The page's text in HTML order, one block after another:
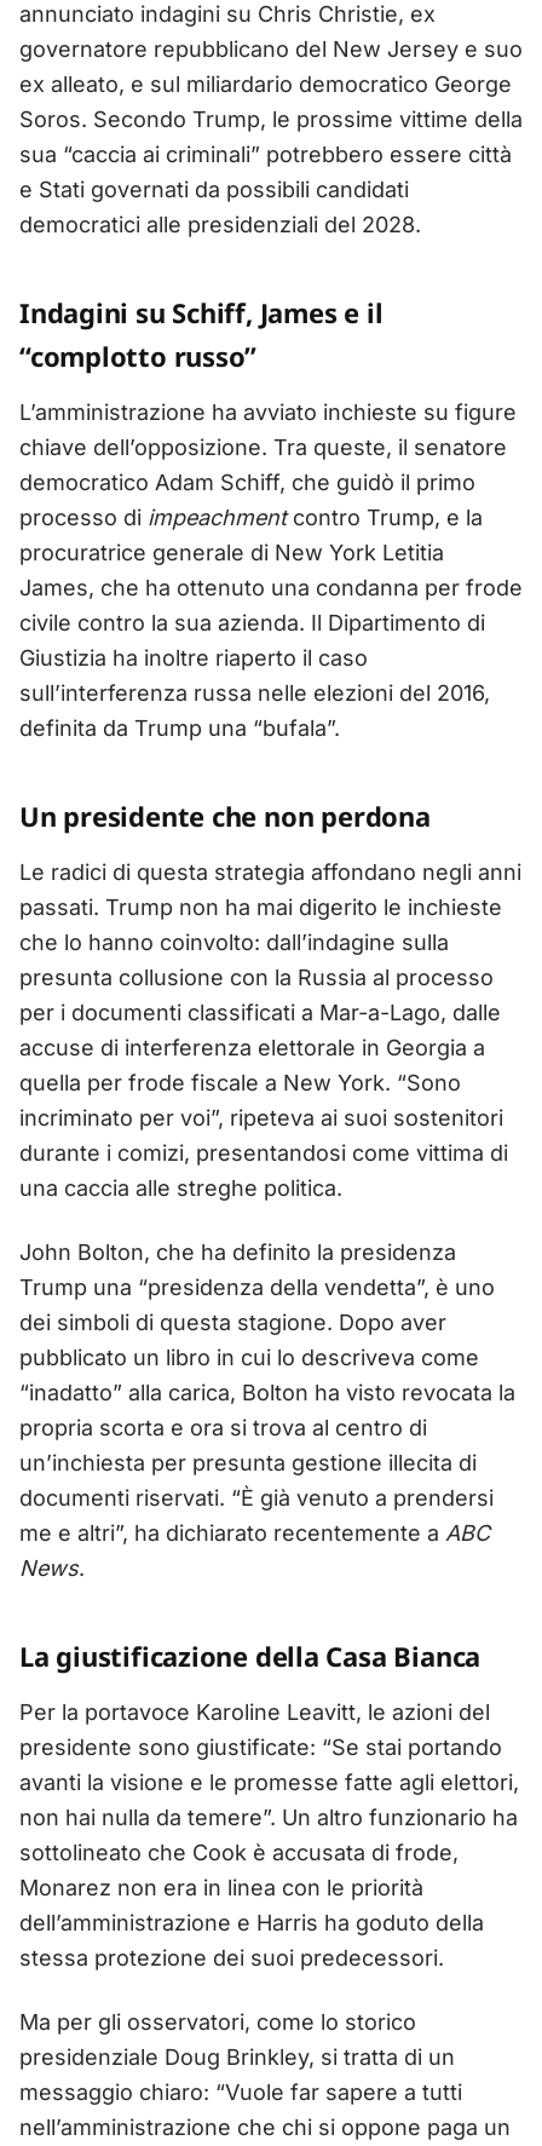
annunciato indagini su Chris Christie, ex
governatore repubblicano del New Jersey e suo
ex alleato, e sul miliardario democratico George
Soros. Secondo Trump, le prossime vittime della
sua “caccia ai criminali” potrebbero essere città
e Stati governati da possibili candidati
democratici alle presidenziali del 2028.
Indagini su Schiff, James e il
“complotto russo”
L’amministrazione ha avviato inchieste su figure
chiave dell’opposizione. Tra queste, il senatore
democratico Adam Schiff, che guidò il primo
processo di impeachmentcontro Trump, e la
procuratrice generale di New York Letitia
James, che ha ottenuto una condanna per frode
civile contro la sua azienda. Il Dipartimento di
Giustizia ha inoltre riaperto il caso
sull’interferenza russa nelle elezioni del 2016,
definita da Trump una “bufala”.
Un presidente che non perdona
Le radici di questa strategia affondano negli anni
passati. Trump non ha mai digerito le inchieste
che lo hanno coinvolto: dall’indagine sulla
presunta collusione con la Russia al processo
per i documenti classificati a Mar-a-Lago, dalle
accuse di interferenza elettorale in Georgia a
quella per frode fiscale a New York. “Sono
incriminato per voi”, ripeteva ai suoi sostenitori
durante i comizi, presentandosi come vittima di
una caccia alle streghe politica.
John Bolton, che ha definito la presidenza
Trump una “presidenza della vendetta”, è uno
dei simboli di questa stagione. Dopo aver
pubblicato un libro in cui lo descriveva come
“inadatto” alla carica, Bolton ha visto revocata la
propria scorta e ora si trova al centro di
un’inchiesta per presunta gestione illecita di
documenti riservati. “È già venuto a prendersi
me e altri”, ha dichiarato recentemente a ABC
News.
La giustificazione della Casa Bianca
Per la portavoce Karoline Leavitt, le azioni del
presidente sono giustificate: “Se stai portando
avanti la visione e le promesse fatte agli elettori,
non hai nulla da temere”. Un altro funzionario ha
sottolineato che Cook è accusata di frode,
Monarez non era in linea con le priorità
dell’amministrazione e Harris ha goduto della
stessa protezione dei suoi predecessori.
Ma per gli osservatori, come lo storico
presidenziale Doug Brinkley, si tratta di un
messaggio chiaro: “Vuole far sapere a tutti
nell’amministrazione che chi si oppone paga un